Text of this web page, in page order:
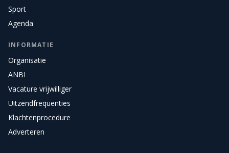
Sport
Agenda
INFORMATIE
Organisatie
ANBI
Vacature vrijwilliger
Uitzendfrequenties
Klachtenprocedure
Adverteren